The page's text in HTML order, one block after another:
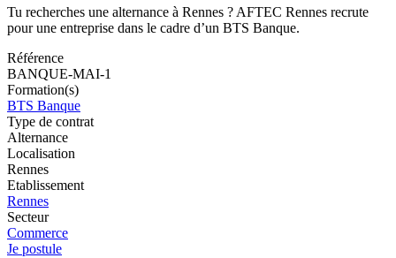
Tu recherches une alternance à Rennes ? AFTEC Rennes recrute
pour une entreprise dans le cadre d’un BTS Banque.
Référence
BANQUE-MAI-1
Formation(s)
BTS Banque
Type de contrat
Alternance
Localisation
Rennes
Etablissement
Rennes
Secteur
Commerce
Je postule